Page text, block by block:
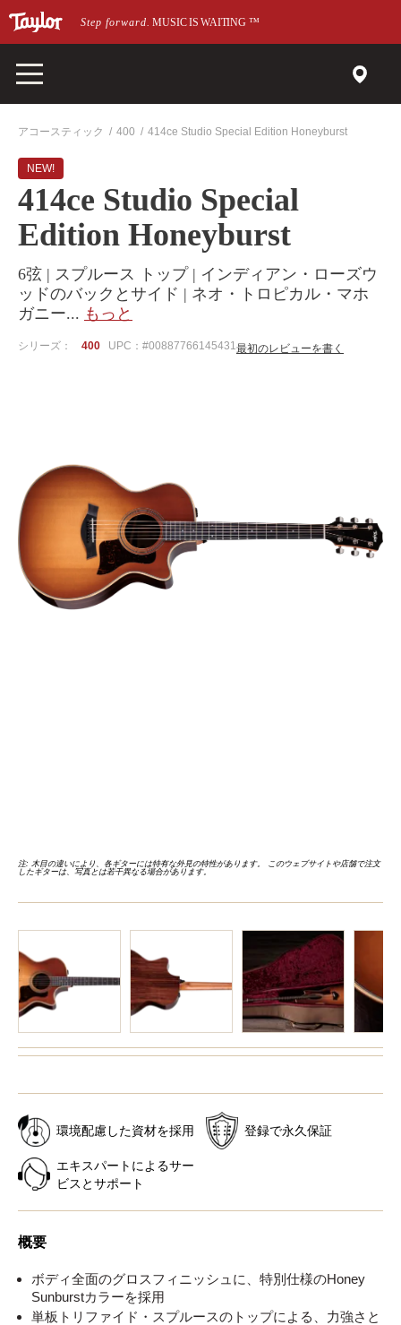
メインページにスキップ
Step forward. MUSIC IS WAITING™
アコースティック 400 414ce Studio Special Edition Honeyburst
NEW!
414ce Studio Special
Edition Honeyburst
6弦 | スプルース トップ | インディアン・ローズウ
ッドのバックとサイド | ネオ・トロピカル・マホ
ガニー... もっと
シリーズ： 400 UPC：#00887766145431最初のレビューを書く
注: 木目の違いにより、各ギターには特有な外見の特性があります。 このウェブサイトや店舗で注文
したギターは、写真とは若干異なる場合があります。
環境配慮した資材を採用 登録で永久保証
エキスパートによるサー
ビスとサポート
概要
ボディ全面のグロスフィニッシュに、特別仕様のHoney
Sunburstカラーを採用
単板トリファイド・スプルースのトップによる、力強さと